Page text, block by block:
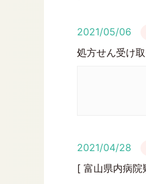
2021/05/06
処方せん受け
2021/04/28
[ 富山県内病院